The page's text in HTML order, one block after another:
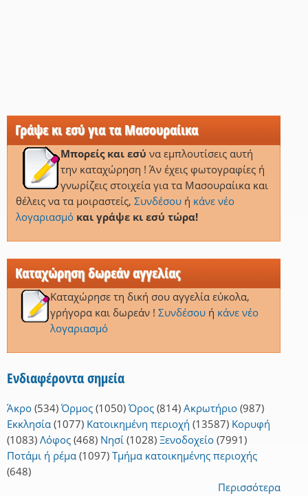
Γράψε κι εσύ για τα Μασουραίικα
Μπορείς και εσύ να εμπλουτίσεις αυτή
την καταχώρηση ! Άν έχεις φωτογραφίες ή
γνωρίζεις στοιχεία για τα Μασουραίικα και
θέλεις να τα μοιραστείς, Συνδέσουή κάνε νέο
λογαριασμό και γράψε κι εσύ τώρα!
Καταχώρηση δωρεάν αγγελίας
Καταχώρησε τη δική σου αγγελία εύκολα,
γρήγορα και δωρεάν ! Συνδέσουή κάνε νέο
λογαριασμό
Ενδιαφέροντα σημεία
Άκρο (534) Όρμος (1050) Όρος (814) Ακρωτήριο (987)
Εκκλησία (1077) Κατοικημένη περιοχή (13587) Κορυφή
(1083) Λόφος (468) Νησί (1028) Ξενοδοχείο (7991)
Ποτάμι ή ρέμα (1097) Τμήμα κατοικημένης περιοχής
(648)
Περισσότερα